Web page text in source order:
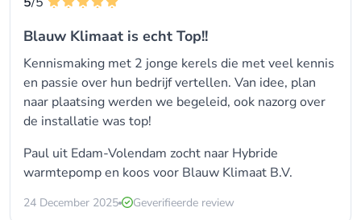
Blauw Klimaat is echt Top!!
Kennismaking met 2 jonge kerels die met veel kennis
en passie over hun bedrijf vertellen. Van idee, plan
naar plaatsing werden we begeleid, ook nazorg over
de installatie was top!
Paul uit Edam-Volendam zocht naar Hybride
warmtepomp en koos voor Blauw Klimaat B.V.
24 December 2025 Geverifieerde review